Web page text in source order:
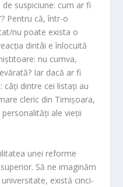
suspiciune: cum ar fi
Pentru că, într-o
nu poate exista o
dintâi e înlocuită
nu cumva,
Iar dacă ar fi
câți dintre cei listați au
cleric din Timișoara,
ale vieții
unei reforme
Să ne imaginăm
există cinci-